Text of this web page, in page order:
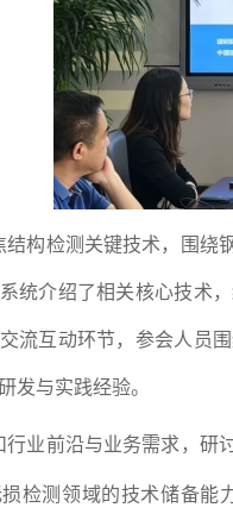
结构检测关键技术，围绕
统介绍了相关核心技术
流互动环节，参会人员
发与实践经验。
行业前沿与业务需求，研
检测领域的技术储备能